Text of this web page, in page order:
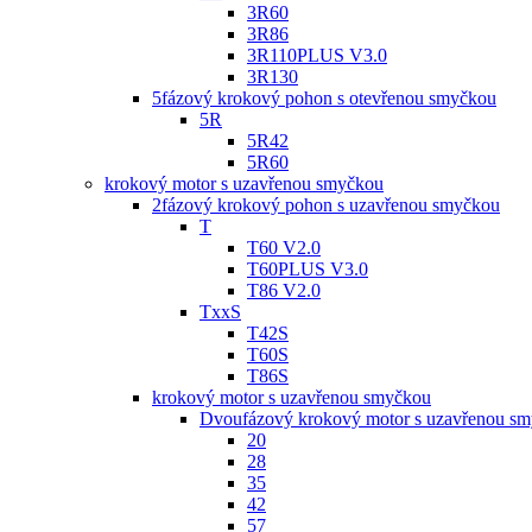
3R60
3R86
3R110PLUS V3.0
3R130
5fázový krokový pohon s otevřenou smyčkou
5R
5R42
5R60
krokový motor s uzavřenou smyčkou
2fázový krokový pohon s uzavřenou smyčkou
T
T60 V2.0
T60PLUS V3.0
T86 V2.0
TxxS
T42S
T60S
T86S
krokový motor s uzavřenou smyčkou
Dvoufázový krokový motor s uzavřenou
20
28
35
42
57